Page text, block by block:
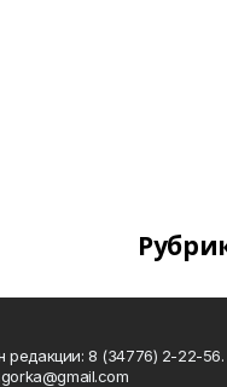
редакции: 8 (34776) 2-22-56.